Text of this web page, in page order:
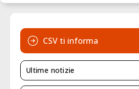
CSV ti informa
Ultime notizie